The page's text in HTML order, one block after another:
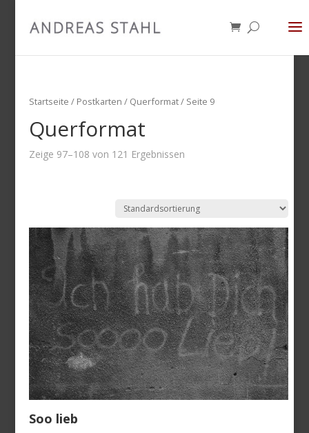
Startseite / Postkarten / Querformat / Seite 9
Querformat
Zeige 97–108 von 121 Ergebnissen
Soo lieb